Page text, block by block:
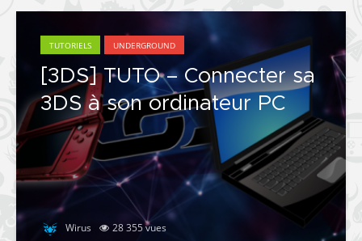
TUTORIELS UNDERGROUND
[3DS] TUTO – Connecter sa
3DS à son ordinateur PC
Wirus 28 355 vues